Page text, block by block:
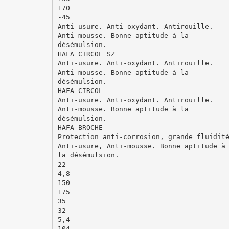
170
-45
Anti-usure. Anti-oxydant. Antirouille.
Anti-mousse. Bonne aptitude à la
désémulsion.
HAFA CIRCOL SZ
Anti-usure. Anti-oxydant. Antirouille.
Anti-mousse. Bonne aptitude à la
désémulsion.
HAFA CIRCOL
Anti-usure. Anti-oxydant. Antirouille.
Anti-mousse. Bonne aptitude à la
désémulsion.
HAFA BROCHE
Protection anti-corrosion, grande
Anti-usure, Anti-mousse. Bonne aptitude à
la désémulsion.
22
4,8
150
175
35
32
5,4